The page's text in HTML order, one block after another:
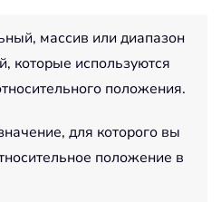
массив или диапазон
которые используются
положения.
для которого вы
положение в